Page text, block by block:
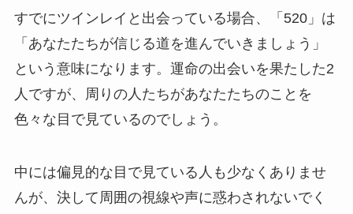
すでにツインレイと出会っている場合、「520」は
「あなたたちが信じる道を進んでいきましょう」
という意味になります。運命の出会いを果たした2
人ですが、周りの人たちがあなたたちのことを
色々な目で見ているのでしょう。
中には偏見的な目で見ている人も少なくありませ
んが、決して周囲の視線や声に惑わされないでく